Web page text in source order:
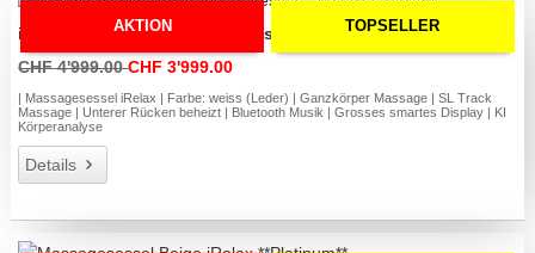
AKTION TOPSELLER
iRELAX Zenity Pro Massagesessel – **Zero-Gravity**
CHF 4'999.00CHF 3'999.00
| Massagesessel iRelax | Farbe: weiss (Leder) | Ganzkörper Massage | SL Track
Massage | Unterer Rücken beheizt | Bluetooth Musik | Grosses smartes Display | KI
Körperanalyse
Details